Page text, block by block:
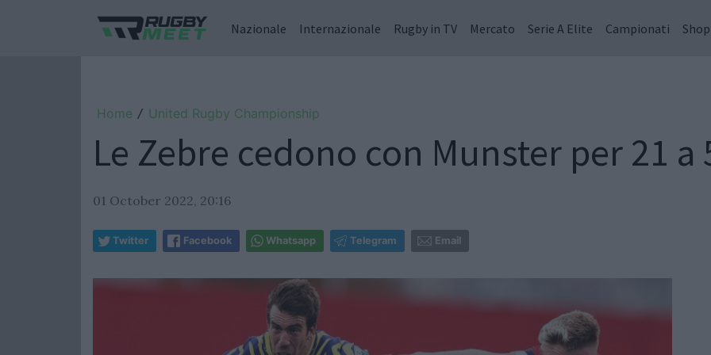
Nazionale Internazionale Rugby in TV Mercato Serie A Elite Campionati Shop
Home / United Rugby Championship
Le Zebre cedono con Munster per 21 a
01 October 2022, 20:16
Twitter Facebook Whatsapp Telegram Email